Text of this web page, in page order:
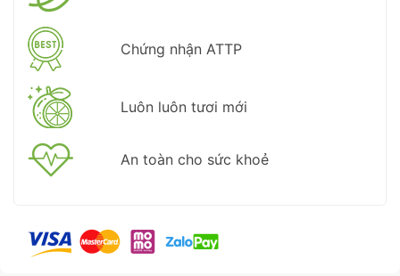
Chứng nhận ATTP
Luôn luôn tươi mới
An toàn cho sức khoẻ